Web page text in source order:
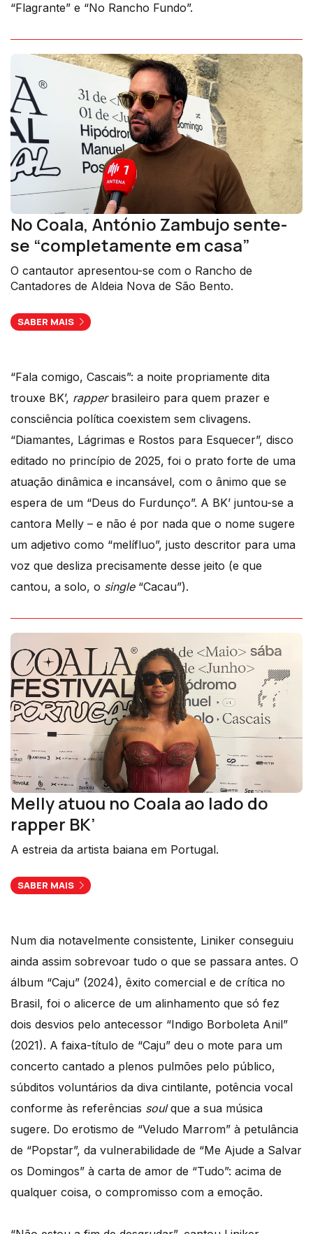
“Flagrante” e “No Rancho Fundo”.
No Coala, António Zambujo sente-
se “completamente em casa”
O cantautor apresentou-se com o Rancho de
Cantadores de Aldeia Nova de São Bento.
SABER MAIS
“Fala comigo, Cascais”: a noite propriamente dita
trouxe BK’, rapperbrasileiro para quem prazer e
consciência política coexistem sem clivagens.
“Diamantes, Lágrimas e Rostos para Esquecer”, disco
editado no princípio de 2025, foi o prato forte de uma
atuação dinâmica e incansável, com o ânimo que se
espera de um “Deus do Furdunço”. A BK’ juntou-se a
cantora Melly – e não é por nada que o nome sugere
um adjetivo como “melífluo”, justo descritor para uma
voz que desliza precisamente desse jeito (e que
cantou, a solo, o single “Cacau”).
Melly atuou no Coala ao lado do
rapper BK’
A estreia da artista baiana em Portugal.
SABER MAIS
Num dia notavelmente consistente, Liniker conseguiu
ainda assim sobrevoar tudo o que se passara antes. O
álbum “Caju” (2024), êxito comercial e de crítica no
Brasil, foi o alicerce de um alinhamento que só fez
dois desvios pelo antecessor “Indigo Borboleta Anil”
(2021). A faixa-título de “Caju” deu o mote para um
concerto cantado a plenos pulmões pelo público,
súbditos voluntários da diva cintilante, potência vocal
conforme às referências soulque a sua música
sugere. Do erotismo de “Veludo Marrom” à petulância
de “Popstar”, da vulnerabilidade de “Me Ajude a Salvar
os Domingos” à carta de amor de “Tudo”: acima de
qualquer coisa, o compromisso com a emoção.